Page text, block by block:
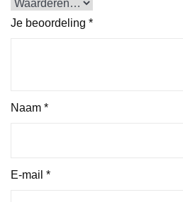
Je beoordeling *
Naam *
E-mail *